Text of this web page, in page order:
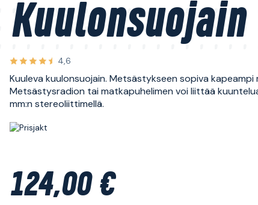
Kuulonsuojain
4,6
Kuuleva kuulonsuojain. Metsästykseen sopiva kapeampi
Metsästysradion tai matkapuhelimen voi liittää
mm:n stereoliittimellä.
124,00 €